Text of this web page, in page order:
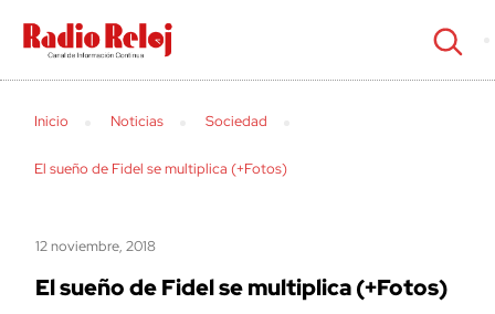
cerrar
Inicio Noticias Sociedad
El sueño de Fidel se multiplica (+Fotos)
12 noviembre, 2018
El sueño de Fidel se multiplica (+Fotos)